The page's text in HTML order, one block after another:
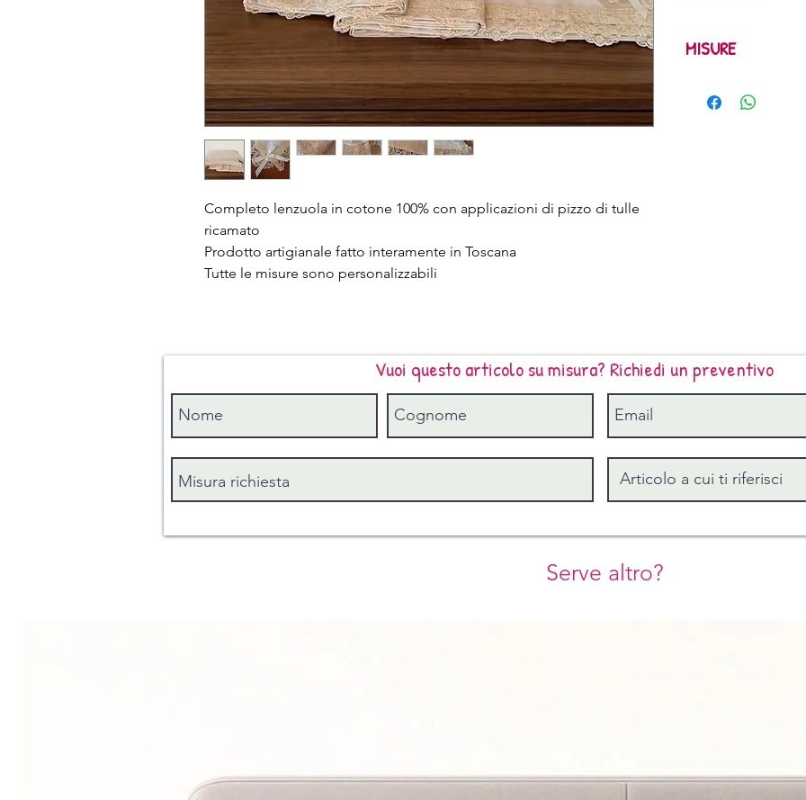
Completo lenzuola in cotone 100% con applicazioni di pizzo di tulle
ricamato
Prodotto artigianale fatto interamente in Toscana
Tutte le misure sono personalizzabili
MISURE
190 alto 25 + una
Vuoi questo articolo su misura? Richiedi un preventivo
Serve altro?